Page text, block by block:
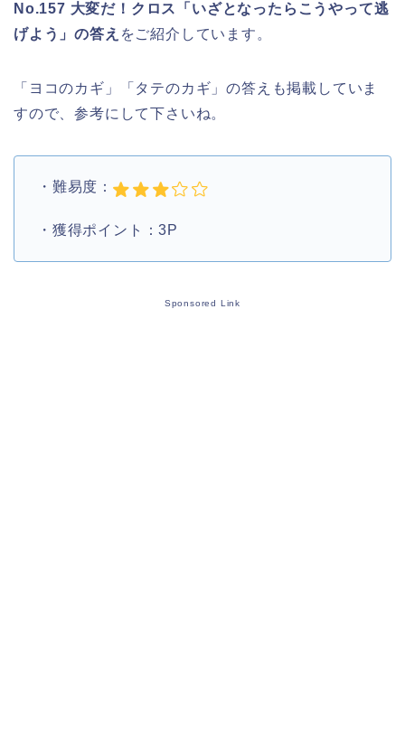
No.157 大変だ！クロス「いざとなったらこうやって逃
げよう」の答え をご紹介しています。
「ヨコのカギ」「タテのカギ」の答えも掲載していま
すので、参考にして下さいね。
・難易度：
・獲得ポイント：3P
Sponsored Link